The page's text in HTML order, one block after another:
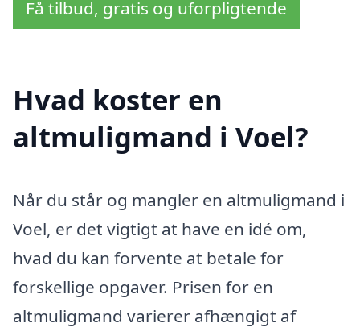
Få tilbud, gratis og uforpligtende
Hvad koster en
altmuligmand i Voel?
Når du står og mangler en altmuligmand i
Voel, er det vigtigt at have en idé om,
hvad du kan forvente at betale for
forskellige opgaver. Prisen for en
altmuligmand varierer afhængigt af